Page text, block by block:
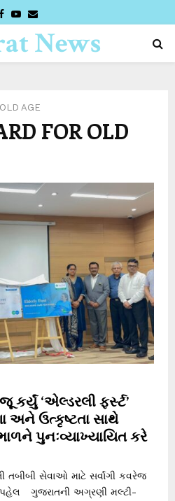
FACEBOOK
YOUTUBE
EMAIL
News
AGE
FOR OLD
કર્યું ‘એલ્ડરલી ફર્સ્ટ’
અને ઉત્કૃષ્ટતા સાથે
પુનઃવ્યાખ્યાયિત કરે
તબીબી સેવાઓ માટે સર્વાંગી કવરેજ
પહેલ ગુજરાતની અગ્રણી મલ્ટી-